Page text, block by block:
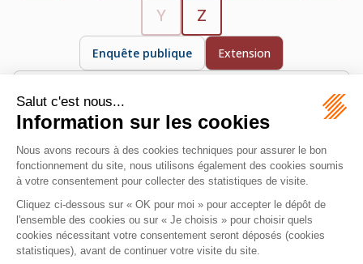
Y
Z
Enquête publique Extension
Travaux visant à augmenter la surface d’une construction
existante.
MAZEAS Avocat
11 Rue de Metz
31000 TOULOUSE
Tél :06 28 84 21 96